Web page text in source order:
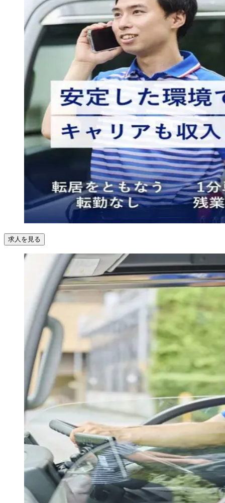
求人を見る